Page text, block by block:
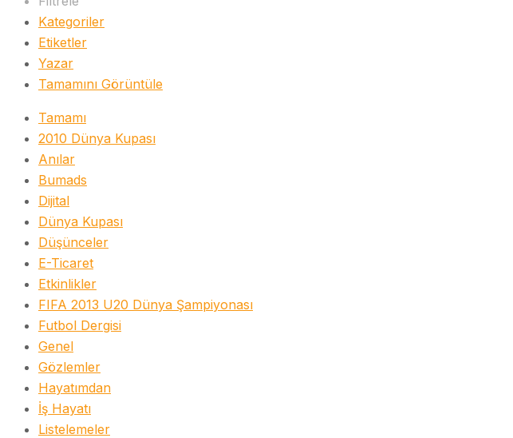
Kategoriler
Etiketler
Yazar
Tamamını Görüntüle
Tamamı
2010 Dünya Kupası
Anılar
Bumads
Dijital
Dünya Kupası
Düşünceler
E-Ticaret
Etkinlikler
FIFA 2013 U20 Dünya Şampiyonası
Futbol Dergisi
Genel
Gözlemler
Hayatımdan
İş Hayatı
Listelemeler